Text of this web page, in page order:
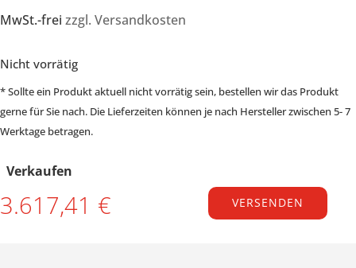
MwSt.-frei zzgl. Versandkosten
Nicht vorrätig
* Sollte ein Produkt aktuell nicht vorrätig sein, bestellen wir das Produkt
gerne für Sie nach. Die Lieferzeiten können je nach Hersteller zwischen 5- 7
Werktage betragen.
Verkaufen
3.617,41 € VERSENDEN